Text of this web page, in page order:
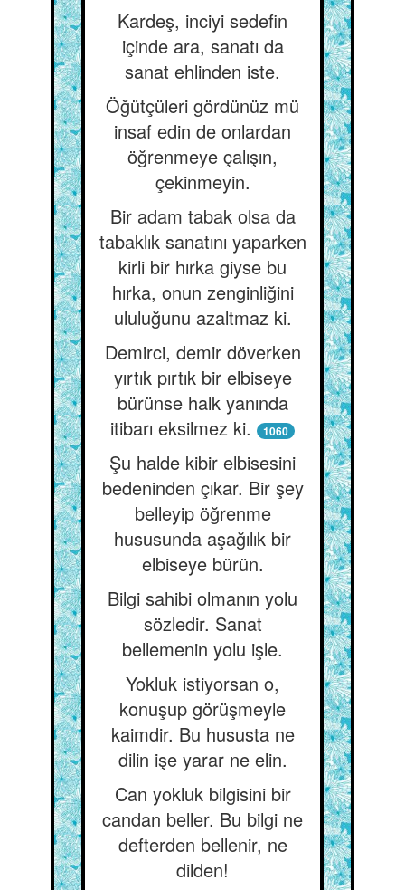
Kardeş, inciyi sedefin
içinde ara, sanatı da
sanat ehlinden iste.
Öğütçüleri gördünüz mü
insaf edin de onlardan
öğrenmeye çalışın,
çekinmeyin.
Bir adam tabak olsa da
tabaklık sanatını yaparken
kirli bir hırka giyse bu
hırka, onun zenginliğini
ululuğunu azaltmaz ki.
Demirci, demir döverken
yırtık pırtık bir elbiseye
bürünse halk yanında
itibarı eksilmez ki.
1060
Şu halde kibir elbisesini
bedeninden çıkar. Bir şey
belleyip öğrenme
hususunda aşağılık bir
elbiseye bürün.
Bilgi sahibi olmanın yolu
sözledir. Sanat
bellemenin yolu işle.
Yokluk istiyorsan o,
konuşup görüşmeyle
kaimdir. Bu hususta ne
dilin işe yarar ne elin.
Can yokluk bilgisini bir
candan beller. Bu bilgi ne
defterden bellenir, ne
dilden!